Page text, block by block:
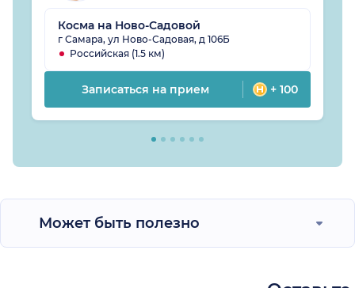
Косма на Ново-Садовой
г Самара, ул Ново-Садовая, д 106Б
Российская (1.5 км)
Записаться на прием + 100
Может быть полезно